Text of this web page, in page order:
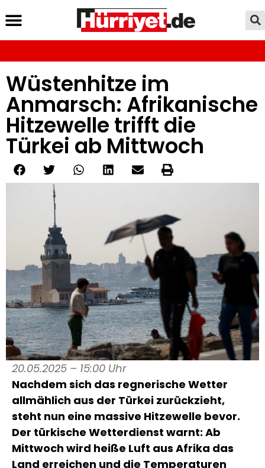
Wüstenhitze im
Anmarsch: Afrikanische
Hitzewelle trifft die
Türkei ab Mittwoch
20.05.2025 – 15:00 Uhr
Nachdem sich das regnerische Wetter
allmählich aus der Türkei zurückzieht,
steht nun eine massive Hitzewelle bevor.
Der türkische Wetterdienst warnt: Ab
Mittwoch wird heiße Luft aus Afrika das
Land erreichen und die Temperaturen